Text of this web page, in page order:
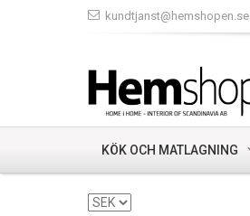
kundtjanst@hemshopen.se
KÖK OCH MATLAGNING